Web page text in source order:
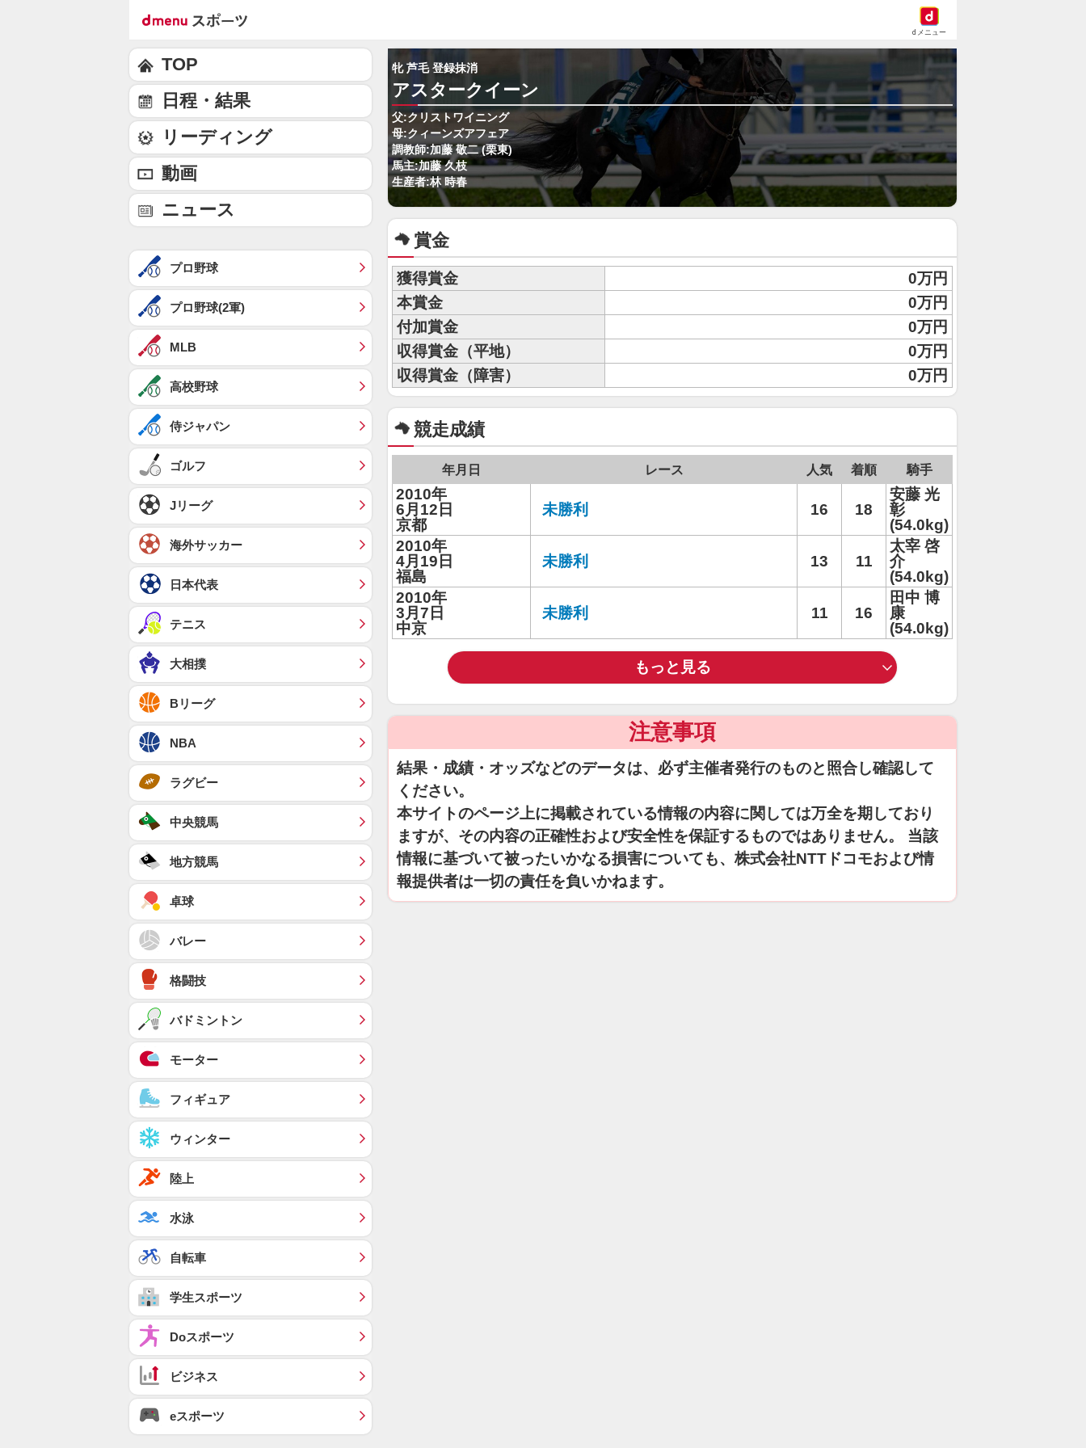
dメニュー
牝 芦毛 登録抹消
アスタークイーン
父:クリストワイニング
母:クィーンズアフェア
調教師:加藤 敬二 (栗東)
馬主:加藤 久枝
生産者:林 時春
賞金
獲得賞金
0万円
本賞金
0万円
付加賞金
0万円
収得賞金（平地）
0万円
収得賞金（障害）
0万円
競走成績
年月日 レース 人気 着順 騎手
2010年
6月12日
京都
未勝利 16 18
安藤 光
彰
(54.0kg)
2010年
4月19日
福島
未勝利 13 11
太宰 啓
介
(54.0kg)
2010年
3月7日
中京
未勝利 11 16
田中 博
康
(54.0kg)
もっと見る
注意事項
結果・成績・オッズなどのデータは、必ず主催者発行のものと照合し確認して
ください。
本サイトのページ上に掲載されている情報の内容に関しては万全を期しており
ますが、その内容の正確性および安全性を保証するものではありません。 当該
情報に基づいて被ったいかなる損害についても、株式会社NTTドコモおよび情
報提供者は一切の責任を負いかねます。
TOP
日程・結果
リーディング
動画
ニュース
プロ野球
プロ野球(2軍)
MLB
高校野球
侍ジャパン
ゴルフ
Jリーグ
海外サッカー
日本代表
テニス
大相撲
Bリーグ
NBA
ラグビー
中央競馬
地方競馬
卓球
バレー
格闘技
バドミントン
モーター
フィギュア
ウィンター
陸上
水泳
自転車
学生スポーツ
Doスポーツ
ビジネス
eスポーツ